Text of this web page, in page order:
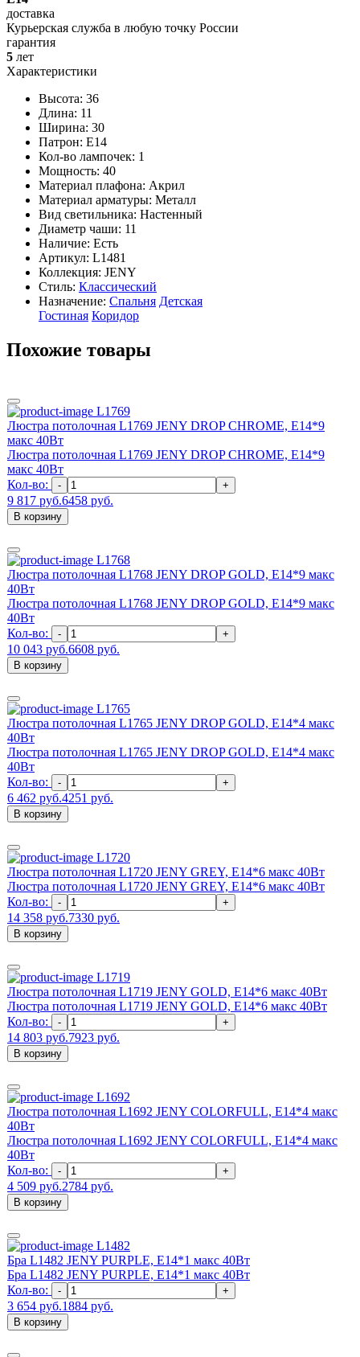
доставка
Курьерская служба в любую точку России
гарантия
5 лет
Характеристики
Высота: 36
Длина: 11
Ширина: 30
Патрон: E14
Кол-во лампочек: 1
Мощность: 40
Материал плафона: Акрил
Материал арматуры: Металл
Вид светильника: Настенный
Диаметр чаши: 11
Наличие: Есть
Артикул: L1481
Коллекция: JENY
Стиль: Классический
Назначение: Спальня Детская
Гостиная Коридор
Похожие товары
L1769
Люстра потолочная L1769 JENY DROP CHROME, E14*9
макс 40Вт
Люстра потолочная L1769 JENY DROP CHROME, E14*9
макс 40Вт
Кол-во:
- +
9 817 руб.6458 руб.
В корзину
L1768
Люстра потолочная L1768 JENY DROP GOLD, E14*9 макс
40Вт
Люстра потолочная L1768 JENY DROP GOLD, E14*9 макс
40Вт
Кол-во:
- +
10 043 руб.6608 руб.
В корзину
L1765
Люстра потолочная L1765 JENY DROP GOLD, E14*4 макс
40Вт
Люстра потолочная L1765 JENY DROP GOLD, E14*4 макс
40Вт
Кол-во:
- +
6 462 руб.4251 руб.
В корзину
L1720
Люстра потолочная L1720 JENY GREY, E14*6 макс 40Вт
Люстра потолочная L1720 JENY GREY, E14*6 макс 40Вт
Кол-во:
- +
14 358 руб.7330 руб.
В корзину
L1719
Люстра потолочная L1719 JENY GOLD, E14*6 макс 40Вт
Люстра потолочная L1719 JENY GOLD, E14*6 макс 40Вт
Кол-во:
- +
14 803 руб.7923 руб.
В корзину
L1692
Люстра потолочная L1692 JENY COLORFULL, E14*4 макс
40Вт
Люстра потолочная L1692 JENY COLORFULL, E14*4 макс
40Вт
Кол-во:
- +
4 509 руб.2784 руб.
В корзину
L1482
Бра L1482 JENY PURPLE, E14*1 макс 40Вт
Бра L1482 JENY PURPLE, E14*1 макс 40Вт
Кол-во:
- +
3 654 руб.1884 руб.
В корзину